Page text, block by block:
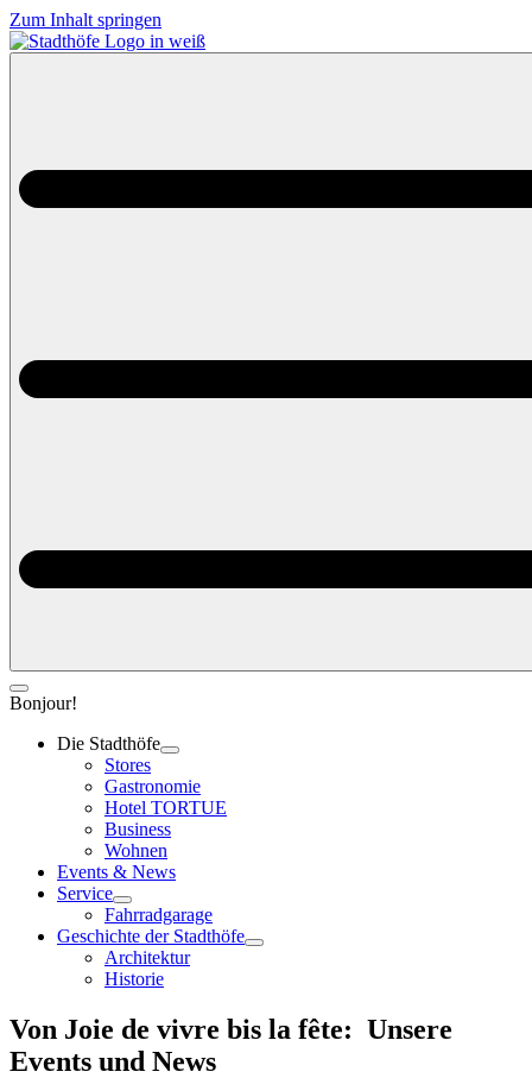
Zum Inhalt springen
Bonjour!
Die Stadthöfe
Stores
Gastronomie
Hotel TORTUE
Business
Wohnen
Events & News
Service
Fahrradgarage
Geschichte der Stadthöfe
Architektur
Historie
Von Joie de vivre bis la fête: Unsere
Events und News